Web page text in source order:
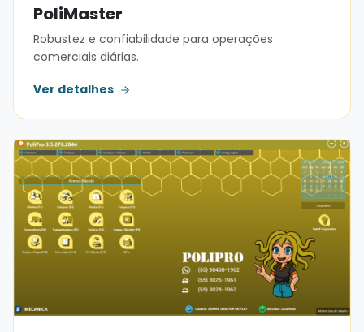
PoliMaster
Robustez e confiabilidade para operações
comerciais diárias.
Ver detalhes